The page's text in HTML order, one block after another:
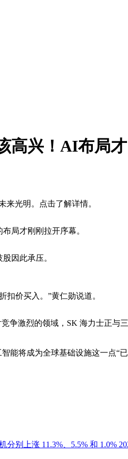
兴！AI布局才
光明。点击了解详情。
局才刚刚拉开序幕。
因此承压。
价买入。”黄仁勋说道。
争激烈的领域，SK 海力士正与
能将成为全球基础设施这一点“
别上涨 11.3%、5.5% 和 1.0%